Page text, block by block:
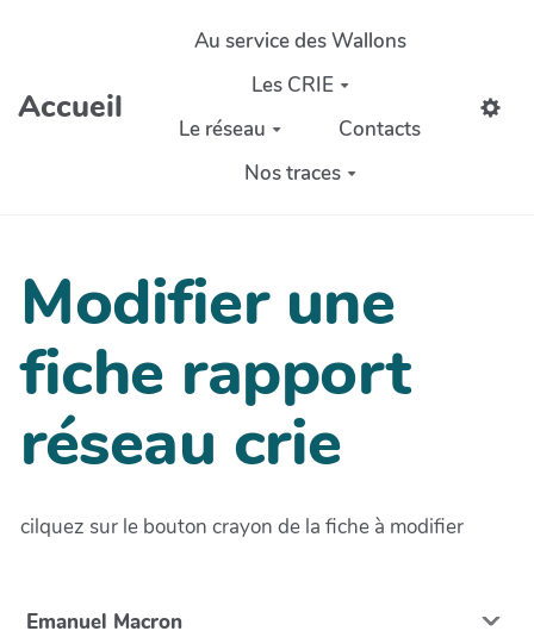
Aller au contenu principal
Accueil
Au service des Wallons
Les CRIE
Le réseau
Contacts
Nos traces
Modifier une
fiche rapport
réseau crie
cilquez sur le bouton crayon de la fiche à modifier
Emanuel Macron